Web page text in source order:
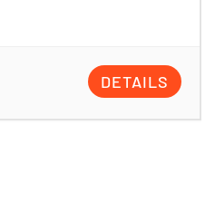
DETAILS